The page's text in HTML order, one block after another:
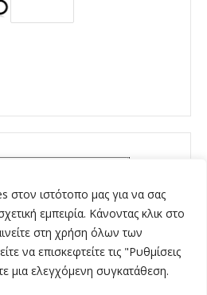
στον ιστότοπο μας για να σας
εμπειρία. Κάνοντας κλικ στο
στη χρήση όλων των
να επισκεφτείτε τις "Ρυθμίσεις
μια ελεγχόμενη συγκατάθεση.